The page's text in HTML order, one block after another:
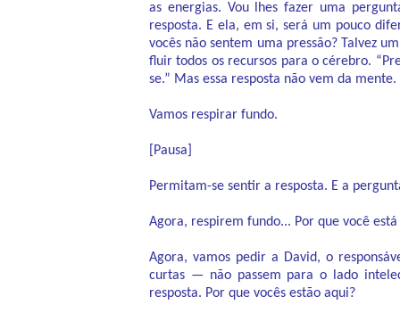
as energias. Vou lhes fazer uma
resposta. E ela, em si, será um pouco
vocês não sentem uma pressão? Talvez
fluir todos os recursos para o cérebro.
se.” Mas essa resposta não vem da
Vamos respirar fundo.
[Pausa]
Permitam-se sentir a resposta. E a
Agora, respirem fundo... Por que você está
Agora, vamos pedir a David, o
curtas — não passem para o lado
resposta. Por que vocês estão aqui?